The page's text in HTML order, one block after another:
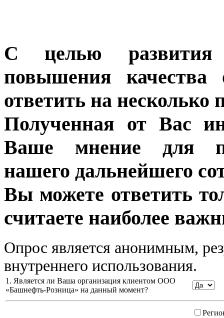
С целью развития
повышения качества
ответить на несколько
Полученная от Вас
Ваше мнение для
нашего дальнейшего
Вы можете ответить
считаете наиболее
Опрос является анонимным,
внутреннего использования.
1. Является ли Ваша организация клиентом ООО
«Башнефть-Розница» на данный момент?